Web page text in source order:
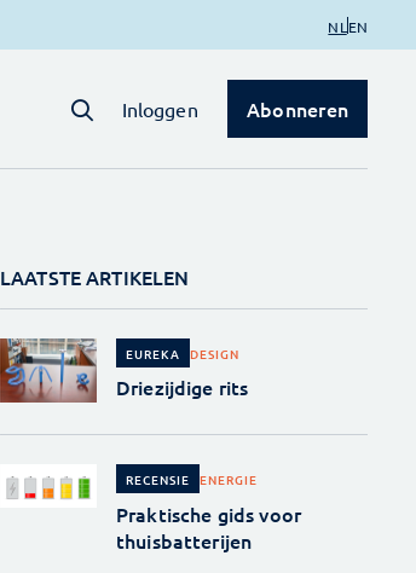
NL EN
Inloggen Abonneren
LAATSTE ARTIKELEN
EUREKA DESIGN
Driezijdige rits
RECENSIE ENERGIE
Praktische gids voor
thuisbatterijen